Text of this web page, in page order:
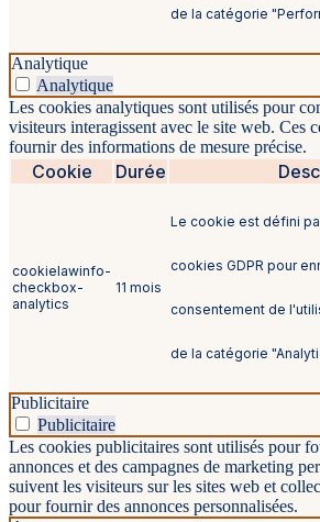
de la catégorie
Analytique
Analytique
Les cookies analytiques sont utilisés pour
visiteurs interagissent avec le site web. Ces
fournir des informations de mesure précise.
Cookie Durée
cookielawinfo-
checkbox-
analytics
11 mois
Le cookie est défini
cookies GDPR pour
consentement de
de la catégorie
Publicitaire
Publicitaire
Les cookies publicitaires sont utilisés pour
annonces et des campagnes de marketing
suivent les visiteurs sur les sites web et
pour fournir des annonces personnalisées.